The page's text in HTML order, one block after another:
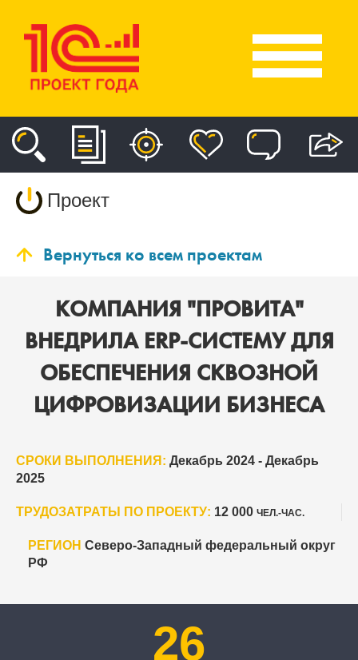
Проект
Вернуться ко всем проектам
КОМПАНИЯ "ПРОВИТА"
ВНЕДРИЛА ERP-СИСТЕМУ ДЛЯ
ОБЕСПЕЧЕНИЯ СКВОЗНОЙ
ЦИФРОВИЗАЦИИ БИЗНЕСА
СРОКИ ВЫПОЛНЕНИЯ: Декабрь 2024 - Декабрь
2025
ТРУДОЗАТРАТЫ ПО ПРОЕКТУ: 12 000 ЧЕЛ.-ЧАС.
РЕГИОН Северо-Западный федеральный округ
РФ
26